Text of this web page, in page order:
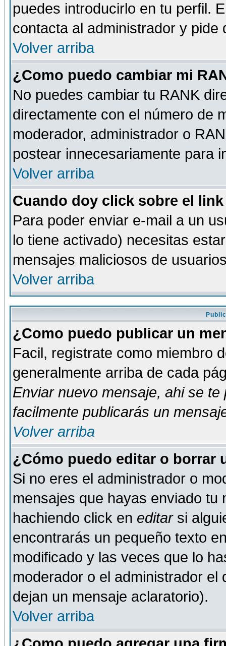
puedes introducirlo en tu perfil.
contacta al administrador y
Volver arriba
¿Como puedo cambiar mi
No puedes cambiar tu RANK
directamente con el número de
moderador, administrador o
postear innecesariamente para
Volver arriba
Cuando doy click sobre el
Para poder enviar e-mail a un
lo tiene activado) necesitas
mensajes maliciosos de
Volver arriba
¿Como puedo publicar un
Facil, registrate como miembro
generalmente arriba de cada
Enviar nuevo mensaje, ahi se te
facilmente publicarás un
Volver arriba
¿Cómo puedo editar o borrar
Si no eres el administrador o
mensajes que hayas enviado tu
hachiendo click en editarsi
encontrarás un pequeño texto
modificado y las veces que lo
moderador o el administrador
dejan un mensaje aclaratorio).
Volver arriba